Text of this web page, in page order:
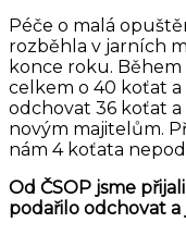
Péče o malá
rozběhla v jarních
konce roku.
celkem o 40 koťat a
odchovat 36 koťat
novým majitelům.
nám 4 koťata
Od ČSOP jsme
podařilo odchovat a